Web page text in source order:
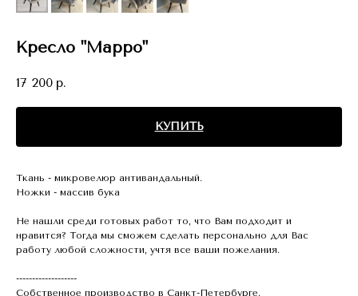
Кресло "Марро"
17 200 р.
КУПИТЬ
Ткань - микровелюр антивандальный.
Ножки - массив бука
Не нашли среди готовых работ то, что Вам подходит и
нравится? Тогда мы сможем сделать персонально для Вас
работу любой сложности, учтя все ваши пожелания.
-------------------
Собственное производство в Санкт-Петербурге.